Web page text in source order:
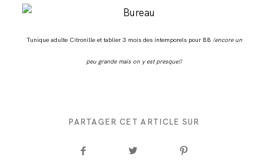
Tunique adulte Citronille et tablier 3 mois des intemporels pour BB (encore un
peu grande mais on y est presque!)
PARTAGER CET ARTICLE SUR